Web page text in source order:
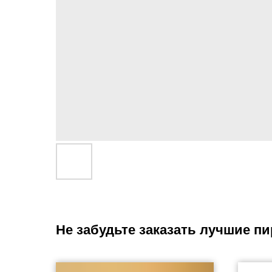
Не забудьте заказать лучшие